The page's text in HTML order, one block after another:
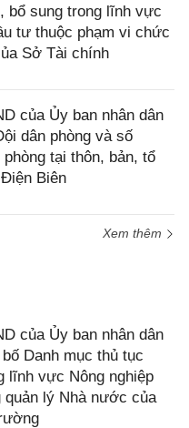
bổ sung trong lĩnh vực
tư thuộc phạm vi chức
Sở Tài chính
của Ủy ban nhân dân
dân phòng và số
tại thôn, bản, tổ
Biên
Xem thêm
của Ủy ban nhân dân
Danh mục thủ tục
lĩnh vực Nông nghiệp
lý Nhà nước của